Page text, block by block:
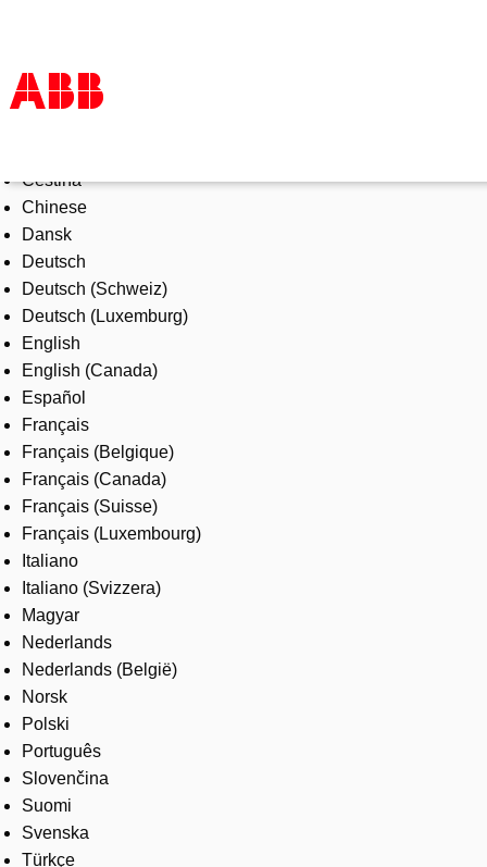
Products & Solutions
Industries
Services
About us
Where to buy
Contact us
Careers
Čeština
Chinese
Dansk
Deutsch
Deutsch (Schweiz)
Deutsch (Luxemburg)
English
English (Canada)
Español
Français
Français (Belgique)
Français (Canada)
Français (Suisse)
Français (Luxembourg)
Italiano
Italiano (Svizzera)
Magyar
Nederlands
Nederlands (België)
Norsk
Polski
Português
Slovenčina
Suomi
Svenska
Türkçe